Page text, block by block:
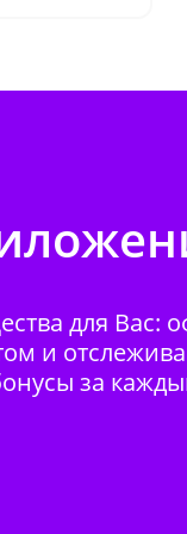
для Вас:
и
за